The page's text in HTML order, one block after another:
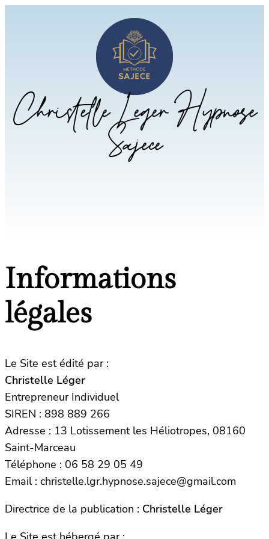
Christelle Léger Hypnose
Sajece
Informations
légales
Le Site est édité par :
Christelle Léger
Entrepreneur Individuel
SIREN : 898 889 266
Adresse : 13 Lotissement les Héliotropes, 08160
Saint-Marceau
Téléphone : 06 58 29 05 49
Email : christelle.lgr.hypnose.sajece@gmail.com
Directrice de la publication : Christelle Léger